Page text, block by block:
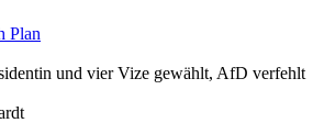
Plan
und vier Vize gewählt, AfD verfehlt